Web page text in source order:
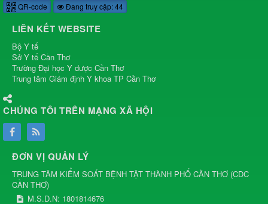
QR-code Đang truy cập: 44
LIÊN KẾT WEBSITE
Bộ Y tế
Sở Y tế Cần Thơ
Trường Đại học Y dược Cần Thơ
Trung tâm Giám định Y khoa TP Cần Thơ
CHÚNG TÔI TRÊN MẠNG XÃ HỘI
ĐƠN VỊ QUẢN LÝ
TRUNG TÂM KIỂM SOÁT BỆNH TẬT THÀNH PHỐ CẦN THƠ (CDC
CẦN THƠ)
M.S.D.N: 1801814676